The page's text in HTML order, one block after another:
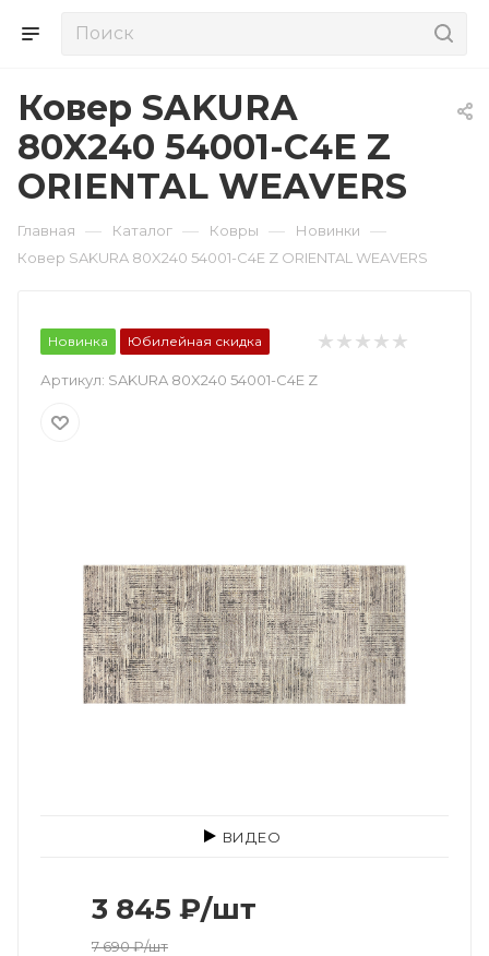
Ковер SAKURA
80X240 54001-C4E Z
ORIENTAL WEAVERS
Главная — Каталог — Ковры — Новинки —
Ковер SAKURA 80X240 54001-C4E Z ORIENTAL WEAVERS
Новинка Юбилейная скидка
Артикул: SAKURA 80X240 54001-C4E Z
ВИДЕО
3 845 ₽/шт
7 690₽/шт